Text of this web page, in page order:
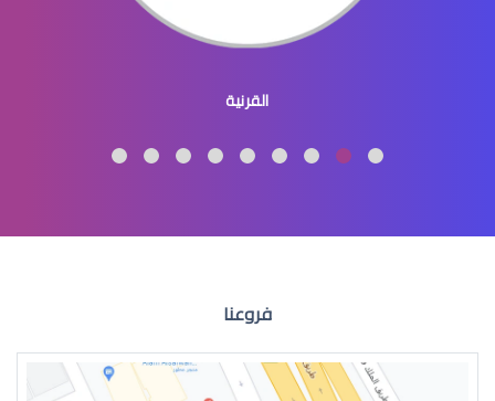
العدسات اللاصقة الطبية الملونة
القرنية
فروعنا